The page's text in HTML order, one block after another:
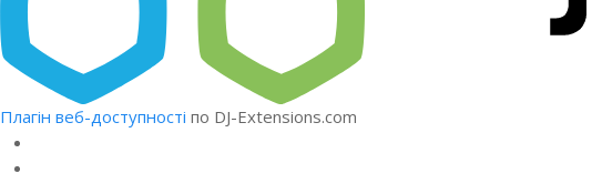
Плагін веб-доступності по DJ-Extensions.com